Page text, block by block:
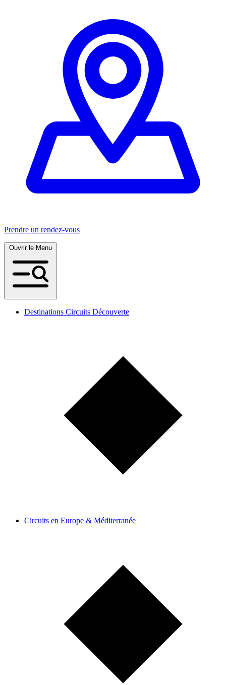
Prendre un rendez-vous
Destinations Circuits Découverte
Circuits en Europe & Méditerranée